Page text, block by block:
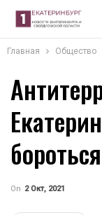
Главная Общество
On 2 Окт, 2021